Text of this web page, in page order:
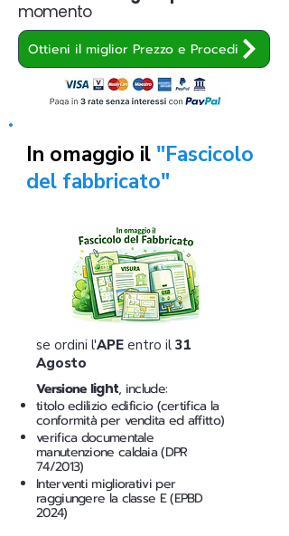
momento
Ottieni il miglior Prezzo e Procedi
In omaggio il "Fascicolo
del fabbricato"
se ordini l'APE entro il 31
Agosto
Versione light, include:
titolo edilizio edificio (certifica la
conformità per vendita ed affitto)
verifica documentale
manutenzione caldaia (DPR
74/2013)
Interventi migliorativi per
raggiungere la classe E (EPBD
2024)